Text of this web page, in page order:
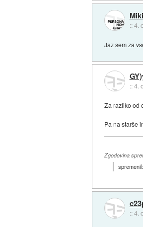
::4.
Jaz sem za
::4.
Za razliko od
Pa na starše
Zgodovina
::4.